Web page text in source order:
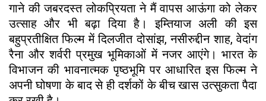
गाने की जबरदस्त लोकप्रियता ने मैं वापस आऊंगा को लेकर
उत्साह और भी बढ़ा दिया है। इम्तियाज अली की इस
बहुप्रतीक्षित फिल्म में दिलजीत दोसांझ, नसीरुद्दीन शाह, वेदांग
रैना और शर्वरी प्रमुख भूमिकाओं में नजर आएंगे। भारत के
विभाजन की भावनात्मक पृष्ठभूमि पर आधारित इस फिल्म ने
अपनी घोषणा के बाद से ही दर्शकों के बीच खास उत्सुकता पैदा